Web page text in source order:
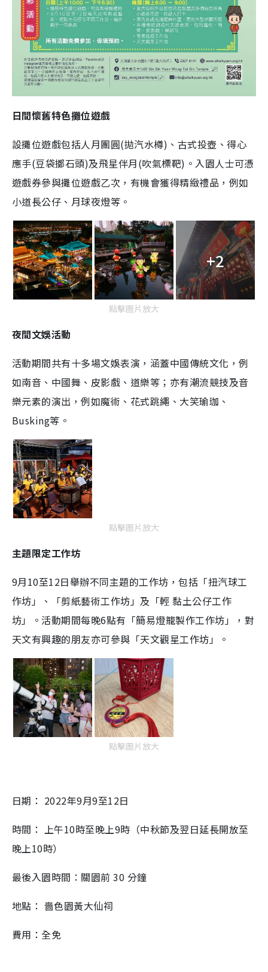
日間懷舊特色攤位遊戲
設攤位遊戲包括人月團圓(拋汽水樽)、古式投壺、得心
應手(豆袋擲石頭)及飛星伴月(吹氣標靶)。入園人士可憑
遊戲券參與攤位遊戲乙次，有機會獲得精緻禮品，例如
小道長公仔、月球夜燈等。
+2
點擊圖片放大
夜間文娛活動
活動期間共有十多場文娛表演，涵蓋中國傳統文化，例
如南音、中國舞、皮影戲、道樂等；亦有潮流競技及音
樂元素的演出，例如魔術、花式跳繩、大笑瑜珈、
Busking等。
點擊圖片放大
主題限定工作坊
9月10至12日舉辦不同主題的工作坊，包括「扭汽球工
作坊」、「剪紙藝術工作坊」及「輕 黏土公仔工作
坊」。活動期間每晚6點有「簡易燈籠製作工作坊」，對
天文有興趣的朋友亦可參與「天文觀星工作坊」。
點擊圖片放大
日期： 2022年9月9至12日
時間： 上午10時至晚上9時（中秋節及翌日延長開放至
晚上10時）
最後入園時間：關園前 30 分鐘
地點： 嗇色園黃大仙祠
費用：全免